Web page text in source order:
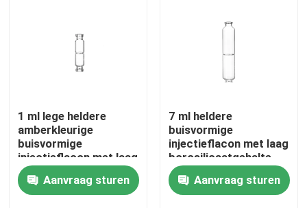
Kwaliteitscontrole
Neem contact met ons op
1 ml lege heldere
amberkleurige
buisvormige
injectieflacon met laag
borosilicaatgehalte
Aanvraag sturen
7 ml heldere
buisvormige
injectieflacon met laag
borosilicaatgehalte
Aanvraag sturen